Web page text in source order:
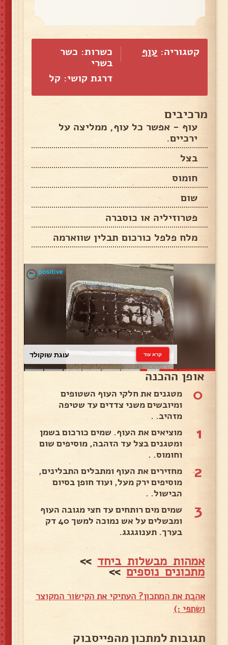
קטגוריה: עוף
כשרות: כשר
בשרי
דרגת קושי: קל
מרכיבים
עוף - אפשר כל עוף, ממליצה על
ירכיים.
בצל
חומוס
שום
פטרוזיליה או כוסברה
מלח פלפל כורכום תבלין שווארמה
עוגת שוקולד קרא עוד
אופן ההכנה
0
מטגנים את חלקי העוף השטופים
ומיובשים משני צדדים עד שטיפה
מזהיב. .
1
מוציאים את העוף. שמים כורכום בשמן
ומטגנים בצל עד הזהבה, מוסיפים שום
וחומוס. .
2
מחזירים את העוף ומתבלים התבלינים,
מוסיפים ירק מעל, ועוד חופן בסיום
הבישול. .
3
שמים מים רותחים עד חצי מגובה העוף
ומבשלים על אש נמוכה למשך 40 דק
בערך. תענוגגגג.
אמהות מבשלות ביחד >>
מתכונים נוספים>>
אהבת את המתכון? העתיקי את הקישור המקוצר
ושתפי :)
תגובות למתכון מהפייסבוק